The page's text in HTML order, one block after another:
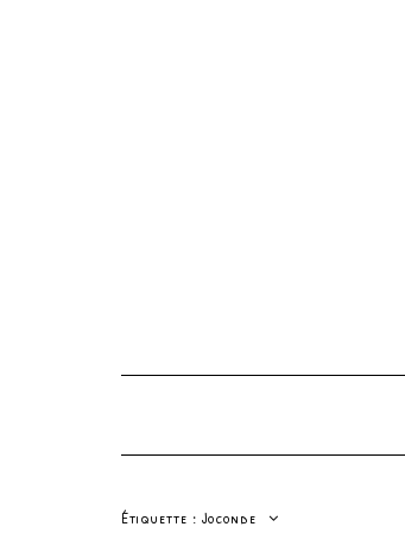
Étiquette : Joconde